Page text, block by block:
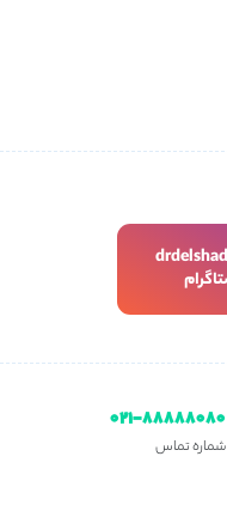
۰۲۱-۸۸۸۸۸۰۸۰
شماره تماس